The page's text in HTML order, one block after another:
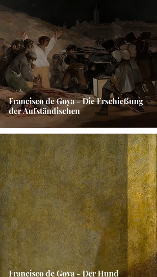
Francisco de Goya - Die Erschießung
der Aufständischen
Francisco de Goya - Der Hund